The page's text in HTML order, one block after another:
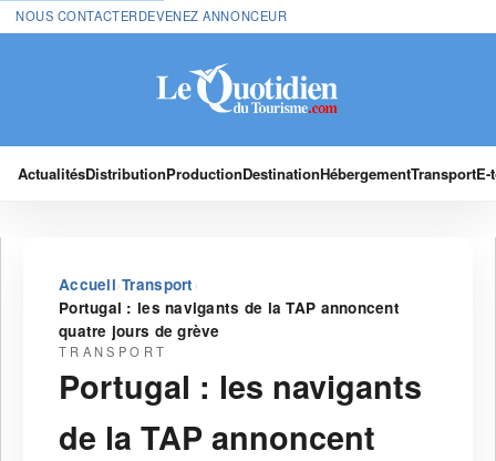
NOUS CONTACTERDEVENEZ ANNONCEUR
ActualitésDistributionProductionDestinationHébergementTransport
Accueil›Transport ›
Portugal : les navigants de la TAP annoncent
quatre jours de grève
TRANSPORT
Portugal : les navigants
de la TAP annoncent